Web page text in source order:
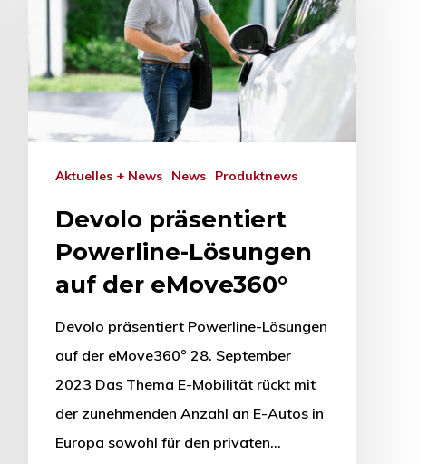
Aktuelles + News News Produktnews
Devolo präsentiert
Powerline-Lösungen
auf der eMove360°
Devolo präsentiert Powerline-Lösungen
auf der eMove360° 28. September
2023 Das Thema E-Mobilität rückt mit
der zunehmenden Anzahl an E-Autos in
Europa sowohl für den privaten…